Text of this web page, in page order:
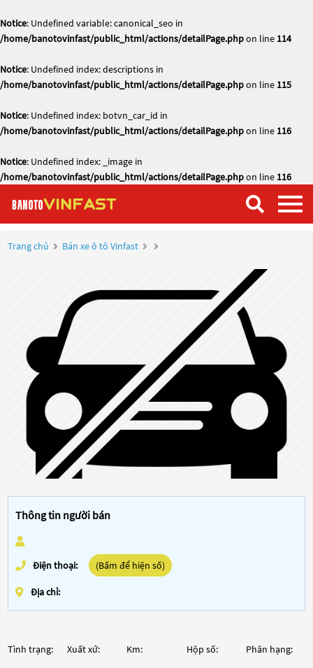
Notice: Undefined variable: canonical_seo in
/home/banotovinfast/public_html/actions/detailPage.phpon line 114
Notice: Undefined index: descriptions in
/home/banotovinfast/public_html/actions/detailPage.phpon line 115
Notice: Undefined index: botvn_car_id in
/home/banotovinfast/public_html/actions/detailPage.phpon line 116
Notice: Undefined index: _image in
/home/banotovinfast/public_html/actions/detailPage.phpon line 116
Trang chủ Bán xe ô tô Vinfast
Thông tin người bán
Điện thoại: (Bấm để hiện số)
Địa chỉ:
Tình trạng: Xuất xứ: Km: Hộp số: Phân hạng: